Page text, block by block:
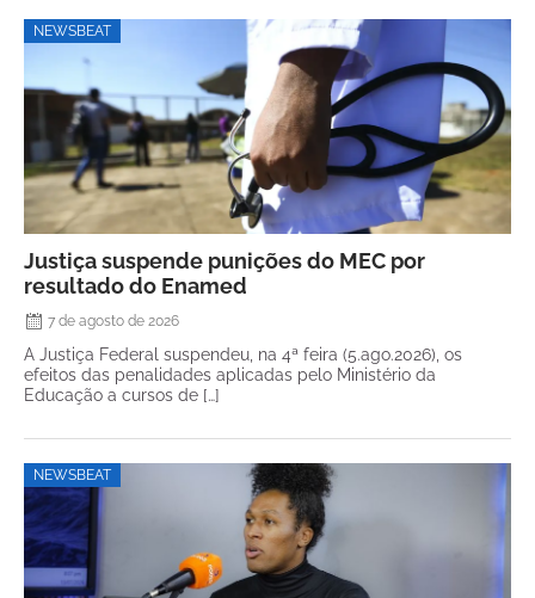
NEWSBEAT
Justiça suspende punições do MEC por
resultado do Enamed
7 de agosto de 2026
A Justiça Federal suspendeu, na 4ª feira (5.ago.2026), os
efeitos das penalidades aplicadas pelo Ministério da
Educação a cursos de […]
NEWSBEAT